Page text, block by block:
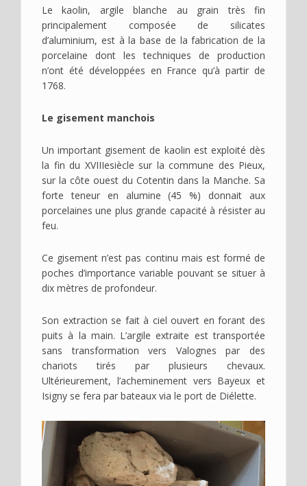
Le kaolin, argile blanche au grain très fin
principalement composée de silicates
d’aluminium, est à la base de la fabrication de la
porcelaine dont les techniques de production
n’ont été développées en France qu’à partir de
1768.
Le gisement manchois
Un important gisement de kaolin est exploité dès
la fin du XVIIIesiècle sur la commune des Pieux,
sur la côte ouest du Cotentin dans la Manche. Sa
forte teneur en alumine (45 %) donnait aux
porcelaines une plus grande capacité à résister au
feu.
Ce gisement n’est pas continu mais est formé de
poches d’importance variable pouvant se situer à
dix mètres de profondeur.
Son extraction se fait à ciel ouvert en forant des
puits à la main. L’argile extraite est transportée
sans transformation vers Valognes par des
chariots tirés par plusieurs chevaux.
Ultérieurement, l’acheminement vers Bayeux et
Isigny se fera par bateaux via le port de Diélette.
Image